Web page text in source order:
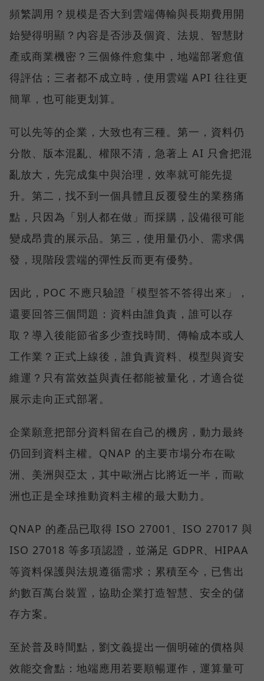
頻繁調用？規模是否大到雲端傳輸與長期費用開
始變得明顯？內容是否涉及個資、法規、智慧財
產或商業機密？三個條件愈集中，地端部署愈值
得評估；三者都不成立時，使用雲端 API 往往更
簡單，也可能更划算。
可以先等的企業，大致也有三種。第一，資料仍
分散、版本混亂、權限不清，急著上 AI 只會把混
亂放大，先完成集中與治理，效率就可能先提
升。第二，找不到一個具體且反覆發生的業務痛
點，只因為「別人都在做」而採購，設備很可能
變成昂貴的展示品。第三，使用量仍小、需求偶
發，現階段雲端的彈性反而更有優勢。
因此，POC 不應只驗證「模型答不答得出來」，
還要回答三個問題：資料由誰負責，誰可以存
取？導入後能節省多少查找時間、傳輸成本或人
工作業？正式上線後，誰負責資料、模型與資安
維運？只有當效益與責任都能被量化，才適合從
展示走向正式部署。
企業願意把部分資料留在自己的機房，動力最終
仍回到資料主權。QNAP 的主要市場分布在歐
洲、美洲與亞太，其中歐洲占比將近一半，而歐
洲也正是全球推動資料主權的最大動力。
QNAP 的產品已取得 ISO 27001、ISO 27017 與
ISO 27018 等多項認證，並滿足 GDPR、HIPAA
等資料保護與法規遵循需求；累積至今，已售出
約數百萬台裝置，協助企業打造智慧、安全的儲
存方案。
至於普及時間點，劉文義提出一個明確的價格與
效能交會點：地端應用若要順暢運作，運算量可